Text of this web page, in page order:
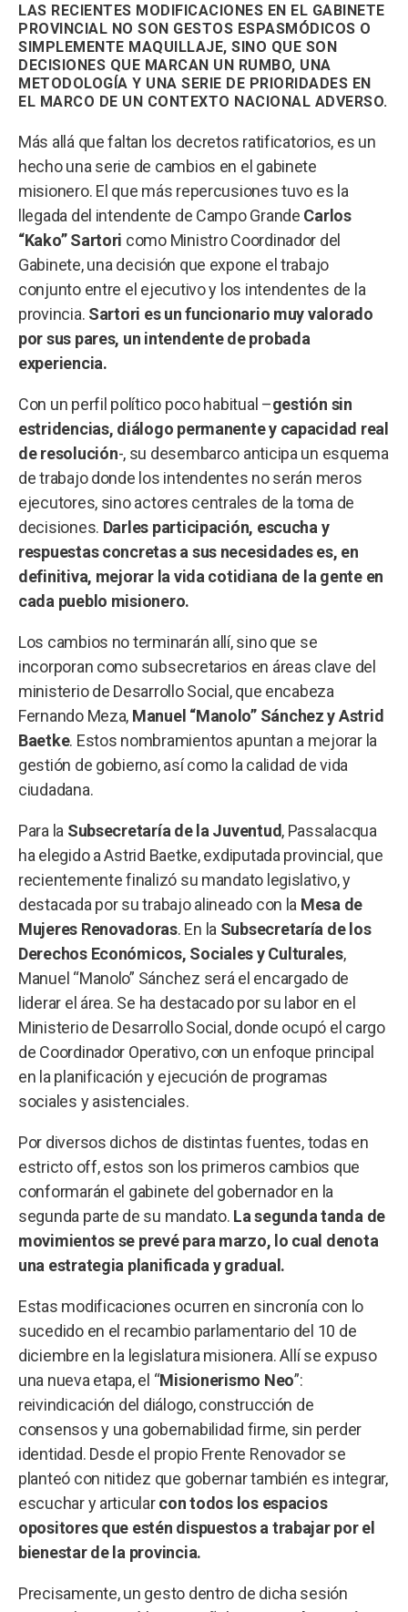
LAS RECIENTES MODIFICACIONES EN EL GABINETE
PROVINCIAL NO SON GESTOS ESPASMÓDICOS O
SIMPLEMENTE MAQUILLAJE, SINO QUE SON
DECISIONES QUE MARCAN UN RUMBO, UNA
METODOLOGÍA Y UNA SERIE DE PRIORIDADES EN
EL MARCO DE UN CONTEXTO NACIONAL ADVERSO.
Más allá que faltan los decretos ratificatorios, es un
hecho una serie de cambios en el gabinete
misionero. El que más repercusiones tuvo es la
llegada del intendente de Campo Grande Carlos
“Kako” Sartori como Ministro Coordinador del
Gabinete, una decisión que expone el trabajo
conjunto entre el ejecutivo y los intendentes de la
provincia. Sartori es un funcionario muy valorado
por sus pares, un intendente de probada
experiencia.
Con un perfil político poco habitual –gestión sin
estridencias, diálogo permanente y capacidad real
de resolución-, su desembarco anticipa un esquema
de trabajo donde los intendentes no serán meros
ejecutores, sino actores centrales de la toma de
decisiones. Darles participación, escucha y
respuestas concretas a sus necesidades es, en
definitiva, mejorar la vida cotidiana de la gente en
cada pueblo misionero.
Los cambios no terminarán allí, sino que se
incorporan como subsecretarios en áreas clave del
ministerio de Desarrollo Social, que encabeza
Fernando Meza, Manuel “Manolo” Sánchez y Astrid
Baetke. Estos nombramientos apuntan a mejorar la
gestión de gobierno, así como la calidad de vida
ciudadana.
Para la Subsecretaría de la Juventud, Passalacqua
ha elegido a Astrid Baetke, exdiputada provincial, que
recientemente finalizó su mandato legislativo, y
destacada por su trabajo alineado con la Mesa de
Mujeres Renovadoras. En la Subsecretaría de los
Derechos Económicos, Sociales y Culturales,
Manuel “Manolo” Sánchez será el encargado de
liderar el área. Se ha destacado por su labor en el
Ministerio de Desarrollo Social, donde ocupó el cargo
de Coordinador Operativo, con un enfoque principal
en la planificación y ejecución de programas
sociales y asistenciales.
Por diversos dichos de distintas fuentes, todas en
estricto off, estos son los primeros cambios que
conformarán el gabinete del gobernador en la
segunda parte de su mandato. La segunda tanda de
movimientos se prevé para marzo, lo cual denota
una estrategia planificada y gradual.
Estas modificaciones ocurren en sincronía con lo
sucedido en el recambio parlamentario del 10 de
diciembre en la legislatura misionera. Allí se expuso
una nueva etapa, el “Misionerismo Neo”:
reivindicación del diálogo, construcción de
consensos y una gobernabilidad firme, sin perder
identidad. Desde el propio Frente Renovador se
planteó con nitidez que gobernar también es integrar,
escuchar y articularcon todos los espacios
opositores que estén dispuestos a trabajar por el
bienestar de la provincia.
Precisamente, un gesto dentro de dicha sesión